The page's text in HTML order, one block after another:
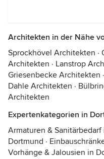
Architekten in der Nähe
Sprockhövel Architekten ·
Architekten · Lanstrop
Griesenbecke Architekten ·
Dahle Architekten ·
Architekten
Expertenkategorien in
Armaturen &
Dortmund ·
Vorhänge & Jalousien in